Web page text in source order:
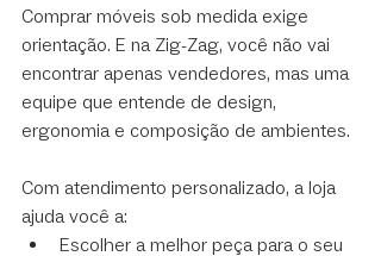
Comprar móveis sob medida exige
orientação. E na Zig-Zag, você não vai
encontrar apenas vendedores, mas uma
equipe que entende de design,
ergonomia e composição de ambientes.
Com atendimento personalizado, a loja
ajuda você a:
Escolher a melhor peça para o seu